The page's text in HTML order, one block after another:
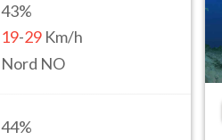
43%
19-29 Km/h
Nord NO
44%